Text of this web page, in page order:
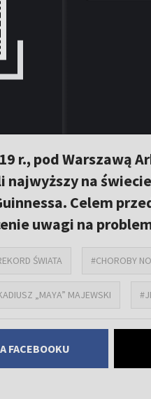
r., pod Warszawą
na
Celem
uwagi na
ŚWIATA #CHOROBY
„MAYA” MAJEWSKI
FACEBOOKU